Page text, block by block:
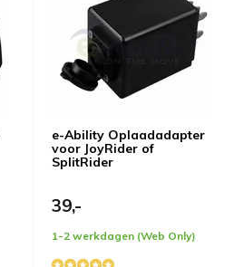
e-Ability Oplaadadapter
voor JoyRider of
SplitRider
39,-
1-2 werkdagen (Web Only)